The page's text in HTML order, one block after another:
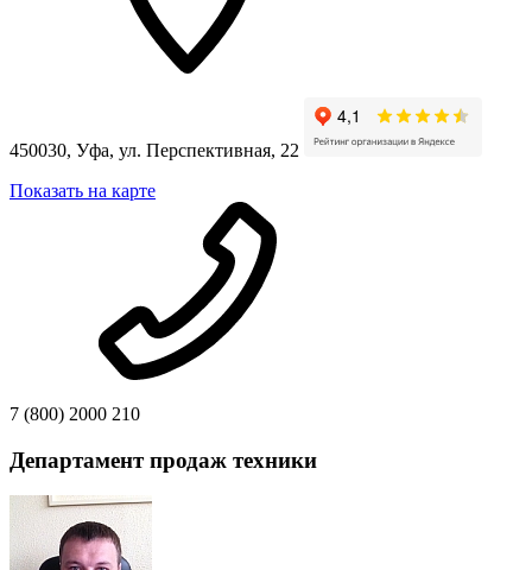
450030, Уфа, ул. Перспективная, 22
Показать на карте
7 (800) 2000 210
Департамент продаж техники